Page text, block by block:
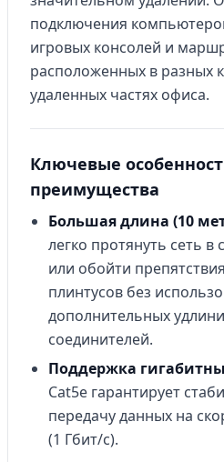
подключения
игровых консолей и
расположенных в разных
удаленных частях офиса.
Ключевые
преимущества
Большая длина (10
легко протянуть сеть
или обойти
плинтусов без
дополнительных
соединителей.
Поддержка
Cat5e гарантирует
передачу данных на
(1 Гбит/с).